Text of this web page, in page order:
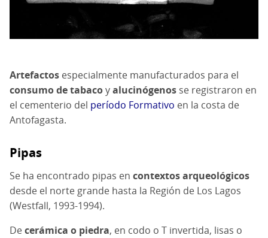
Artefactos especialmente manufacturados para el
consumo de tabacoyalucinógenos se registraron en
el cementerio del período Formativo en la costa de
Antofagasta.
Pipas
Se ha encontrado pipas en contextos arqueológicos
desde el norte grande hasta la Región de Los Lagos
(Westfall, 1993-1994).
Decerámica o piedra, en codo o T invertida, lisas o